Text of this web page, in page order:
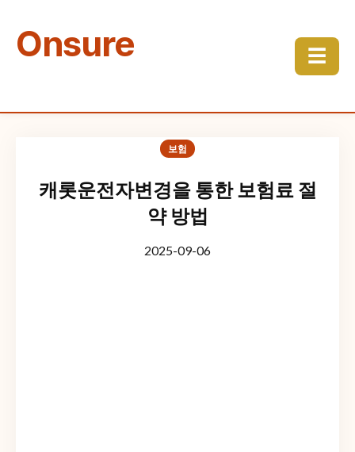
Onsure ☰
보험
캐롯운전자변경을 통한 보험료 절
약 방법
2025-09-06